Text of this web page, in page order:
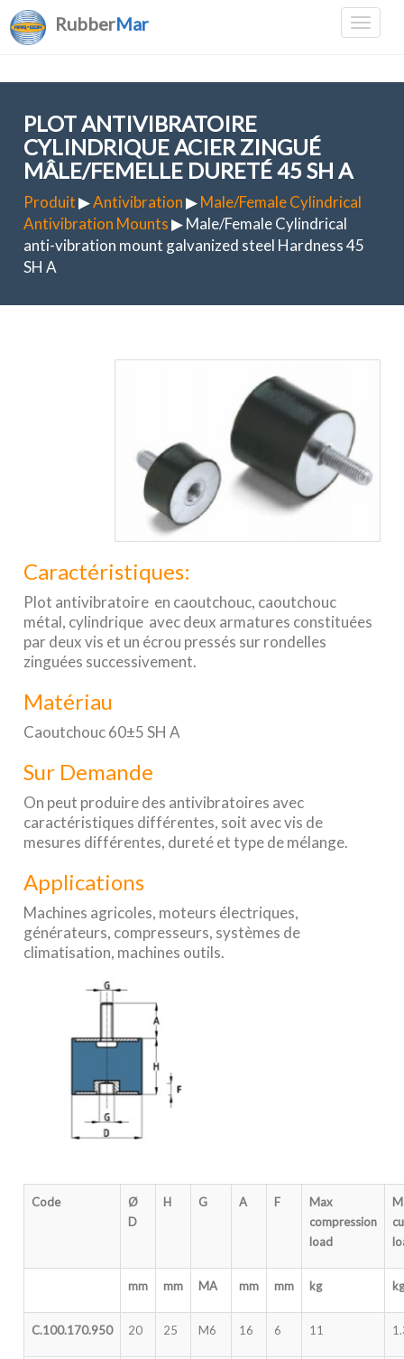
RubberMar
PLOT ANTIVIBRATOIRE
CYLINDRIQUE ACIER ZINGUÉ
MÂLE/FEMELLE DURETÉ 45 SH A
Produit▶Antivibration▶Male/Female Cylindrical
Antivibration Mounts▶ Male/Female Cylindrical
anti-vibration mount galvanized steel Hardness 45
SH A
Caractéristiques:
Plot antivibratoire en caoutchouc, caoutchouc
métal, cylindrique avec deux armatures constituées
par deux vis et un écrou pressés sur rondelles
zinguées successivement.
Matériau
Caoutchouc 60±5 SH A
Sur Demande
On peut produire des antivibratoires avec
caractéristiques différentes, soit avec vis de
mesures différentes, dureté et type de mélange.
Applications
Machines agricoles, moteurs électriques,
générateurs, compresseurs, systèmes de
climatisation, machines outils.
Code
Ø
D
H G A F
Max
compression
load
mm mm MA mm mm kg
C.100.170.950 20 25 M6 16 6 11